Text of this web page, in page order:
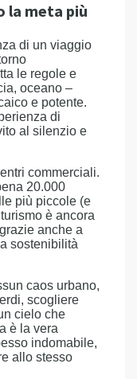
la meta più
di un viaggio
le regole e
oceano –
e potente.
di
al silenzio e
commerciali.
20.000
più piccole (e
è ancora
anche a
sostenibilità
caos urbano,
scogliere
cielo che
è la vera
indomabile,
allo stesso